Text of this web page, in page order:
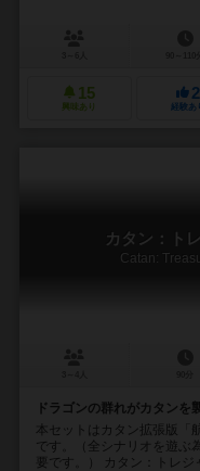
15
興味あり
2
経験あり
カタン：ト
Catan:
ドラゴンの群れがカタンを
本セットはカタン拡張版「
です。（全シナリオを遊ぶ
要です。） カタン：トレ